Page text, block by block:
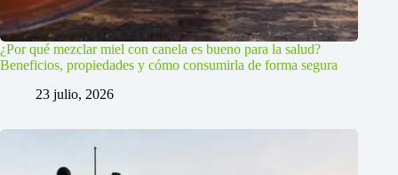
¿Por qué mezclar miel con canela es bueno para la salud?
Beneficios, propiedades y cómo consumirla de forma segura
23 julio, 2026